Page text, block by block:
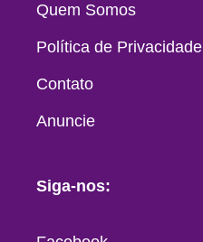
Quem Somos
Política de Privacidade
Contato
Anuncie
Siga-nos: